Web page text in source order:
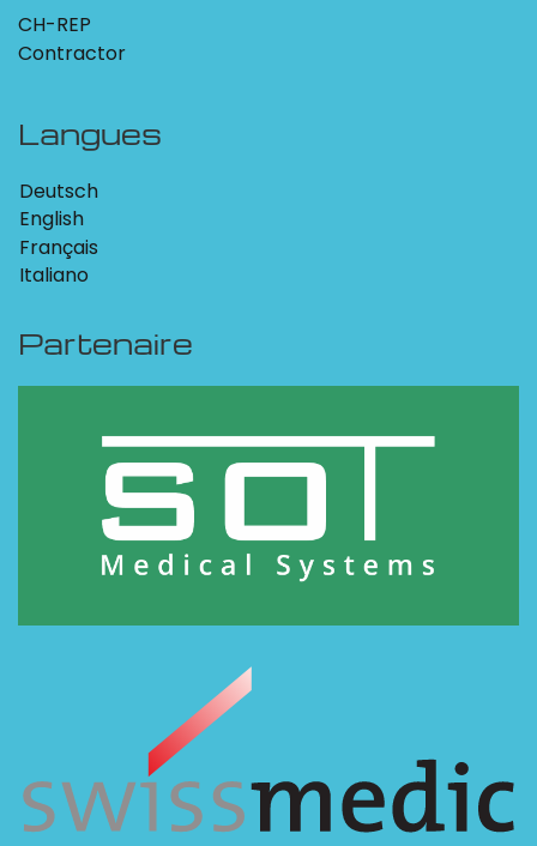
CH-REP
Contractor
Langues
Deutsch
English
Français
Italiano
Partenaire